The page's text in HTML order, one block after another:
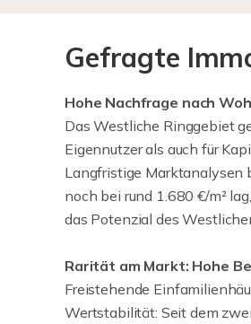
Gefragte
Hohe Nachfrage nach
Das Westliche Ringgebiet
Eigennutzer als auch für
Langfristige Marktanalysen
noch bei rund 1.680 €/m²
das Potenzial des
Rarität am Markt: Hohe
Freistehende
Wertstabilität: Seit dem